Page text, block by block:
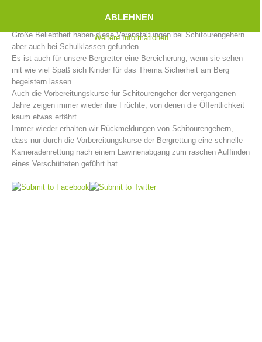
diverse Kampagnen für das sichere Winterbergsteigen.
Große Beliebtheit haben diese Veranstaltungen bei Schitourengehern
aber auch bei Schulklassen gefunden.
Es ist auch für unsere Bergretter eine Bereicherung, wenn sie sehen
mit wie viel Spaß sich Kinder für das Thema Sicherheit am Berg
begeistern lassen.
Auch die Vorbereitungskurse für Schitourengeher der vergangenen
Jahre zeigen immer wieder ihre Früchte, von denen die Öffentlichkeit
kaum etwas erfährt.
Immer wieder erhalten wir Rückmeldungen von Schitourengehern,
dass nur durch die Vorbereitungskurse der Bergrettung eine schnelle
Kameradenrettung nach einem Lawinenabgang zum raschen Auffinden
eines Verschütteten geführt hat.
ABLEHNEN
Weitere Informationen